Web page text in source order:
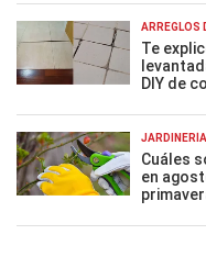
ARREGLOS
Te
DIY de
JARDINERÍA
Cuáles
en